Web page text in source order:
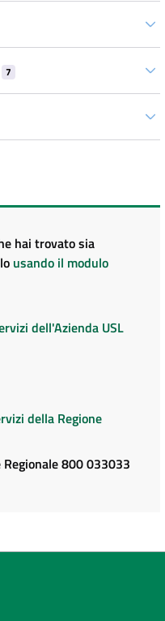
7
hai trovato sia
usando il modulo
dell'Azienda USL
della Regione
800 033033